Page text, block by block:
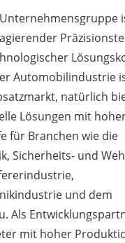
Unternehmensgruppe
Automobilindustrie
natürlich
Lösungen mit
für Branchen wie die
Sicherheits- und
und dem
Als
mit hoher